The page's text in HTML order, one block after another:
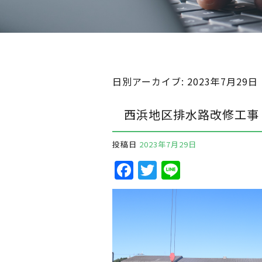
日別アーカイブ: 2023年7月29日
西浜地区排水路改修工
投稿日 2023年7月29日
F
a
e
b
T
w
te
n